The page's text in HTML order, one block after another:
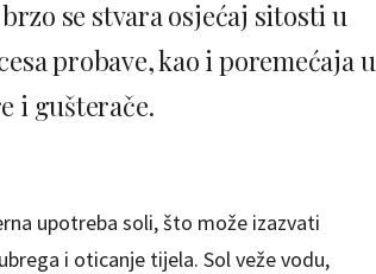
se stvara osjećaj sitosti u
probave, kao i poremećaja u
i gušterače.
upotreba soli, što može izazvati
i oticanje tijela. Sol veže vodu,